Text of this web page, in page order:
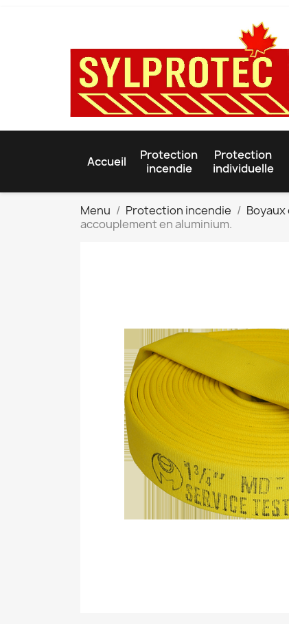
Accueil
Protection
incendie
Protection
individuelle
Menu Protection incendie
accouplement en aluminium.